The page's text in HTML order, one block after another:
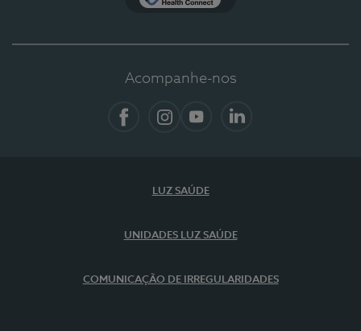
Acompanhe-nos
LUZ SAÚDE
UNIDADES LUZ SAÚDE
COMUNICAÇÃO DE IRREGULARIDADES